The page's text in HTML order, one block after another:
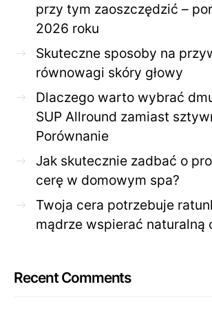
przy tym zaoszczędzić –
2026 roku
Skuteczne sposoby na
równowagi skóry głowy
Dlaczego warto wybrać
SUP Allround zamiast
Porównanie
Jak skutecznie zadbać o
cerę w domowym spa?
Twoja cera potrzebuje
mądrze wspierać naturalną
Recent Comments